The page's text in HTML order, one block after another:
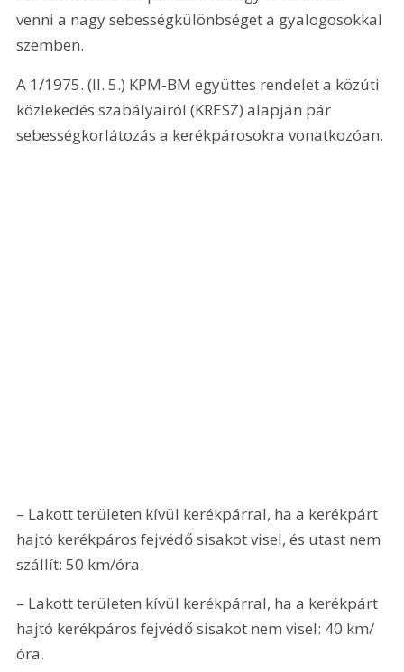
venni a nagy sebességkülönbséget a gyalogosokkal
szemben.
A 1/1975. (II. 5.) KPM-BM együttes rendelet a közúti
közlekedés szabályairól (KRESZ) alapján pár
sebességkorlátozás a kerékpárosokra vonatkozóan.
– Lakott területen kívül kerékpárral, ha a kerékpárt
hajtó kerékpáros fejvédő sisakot visel, és utast nem
szállít: 50 km/óra.
– Lakott területen kívül kerékpárral, ha a kerékpárt
hajtó kerékpáros fejvédő sisakot nem visel: 40 km/
óra.